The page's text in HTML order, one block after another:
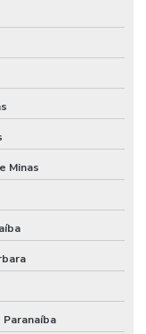
Minas
Paranaíba